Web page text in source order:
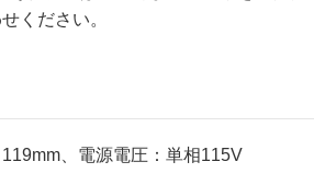
ください。
、電源電圧：単相115V